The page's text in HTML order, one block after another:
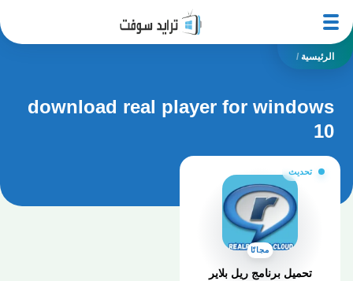
الرئيسية /
download real player for windows
10
تحديث
مجانًا
تحميل برنامج ريل بلاير